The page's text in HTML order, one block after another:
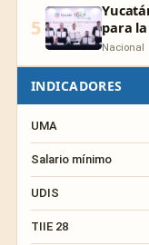
5
para
Nacional
INDICADORES
UMA
Salario mínimo
UDIS
TIIE 28